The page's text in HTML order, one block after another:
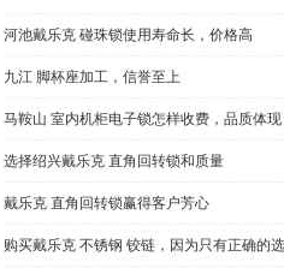
河池戴乐克 碰珠锁使用寿命长，价格高
九江 脚杯座加工，信誉至上
马鞍山 室内机柜电子锁怎样收费，品质体现
选择绍兴戴乐克 直角回转锁和质量
戴乐克 直角回转锁赢得客户芳心
购买戴乐克 不锈钢 铰链，因为只有正确的